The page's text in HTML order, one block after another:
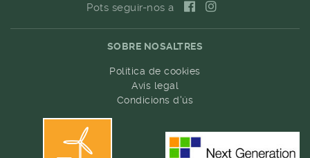
Pots seguir-nos a
SOBRE NOSALTRES
Política de cookies
Avís legal
Condicions d'ús